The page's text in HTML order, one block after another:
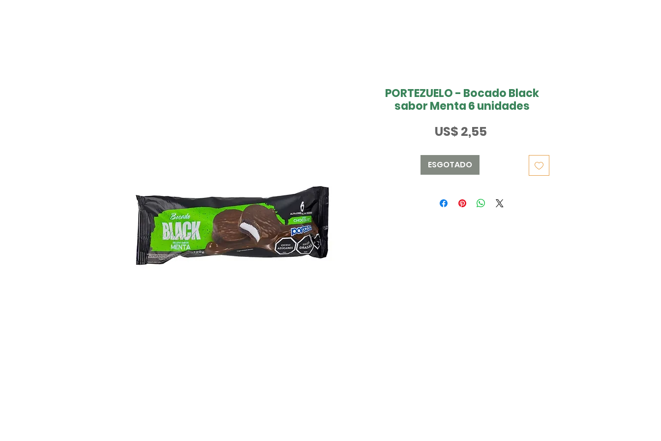
PORTEZUELO - Bocado Black
sabor Menta 6 unidades
US$ 2,55
ESGOTADO